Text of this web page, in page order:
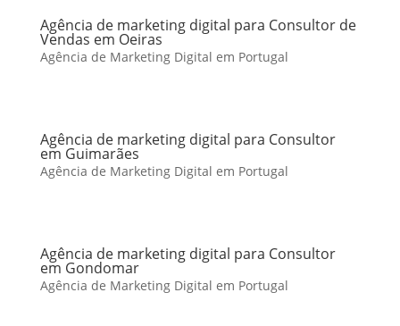
Agência de marketing digital para Consultor de
Vendas em Oeiras
Agência de Marketing Digital em Portugal
Agência de marketing digital para Consultor
em Guimarães
Agência de Marketing Digital em Portugal
Agência de marketing digital para Consultor
em Gondomar
Agência de Marketing Digital em Portugal